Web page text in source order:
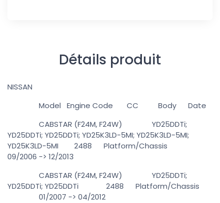
Détails produit
NISSAN
Model Engine Code CC Body Date
CABSTAR (F24M, F24W) YD25DDTi;
YD25DDTi; YD25DDTi; YD25K3LD-5MI; YD25K3LD-5MI;
YD25K3LD-5MI 2488 Platform/Chassis
09/2006 -> 12/2013
CABSTAR (F24M, F24W) YD25DDTi;
YD25DDTi; YD25DDTi 2488 Platform/Chassis
01/2007 -> 04/2012